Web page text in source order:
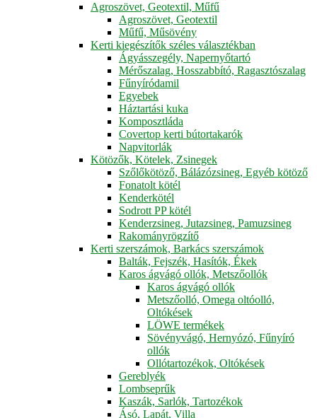
Agroszövet, Geotextil, Műfű
Agroszövet, Geotextil
Műfű, Műsövény
Kerti kiegészítők széles választékban
Ágyásszegély, Napernyőtartó
Mérőszalag, Hosszabbító, Ragasztószalag
Fűnyíródamil
Egyebek
Háztartási kuka
Komposztláda
Covertop kerti bútortakarók
Napvitorlák
Kötözők, Kötelek, Zsinegek
Szőlőkötöző, Bálázózsineg, Egyéb kötöző
Fonatolt kötél
Kenderkötél
Sodrott PP kötél
Kenderzsineg, Jutazsineg, Pamuzsineg
Rakományrögzítő
Kerti szerszámok, Barkács szerszámok
Balták, Fejszék, Hasítók, Ékek
Karos ágvágó ollók, Metszőollók
Karos ágvágó ollók
Metszőolló, Omega oltóolló,
Oltókések
LÖWE termékek
Sövényvágó, Hernyózó, Fűnyíró
ollók
Ollótartozékok, Oltókések
Gereblyék
Lombseprűk
Kaszák, Sarlók, Tartozékok
Ásó, Lapát, Villa